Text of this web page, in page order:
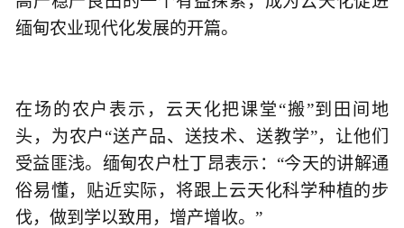
缅甸农业现代化发展的开篇。
在场的农户表示，云天化把课堂“搬”到田间地
头，为农户“送产品、送技术、送教学”，让他们
受益匪浅。缅甸农户杜丁昂表示：“今天的讲解通
俗易懂，贴近实际，将跟上云天化科学种植的步
伐，做到学以致用，增产增收。”